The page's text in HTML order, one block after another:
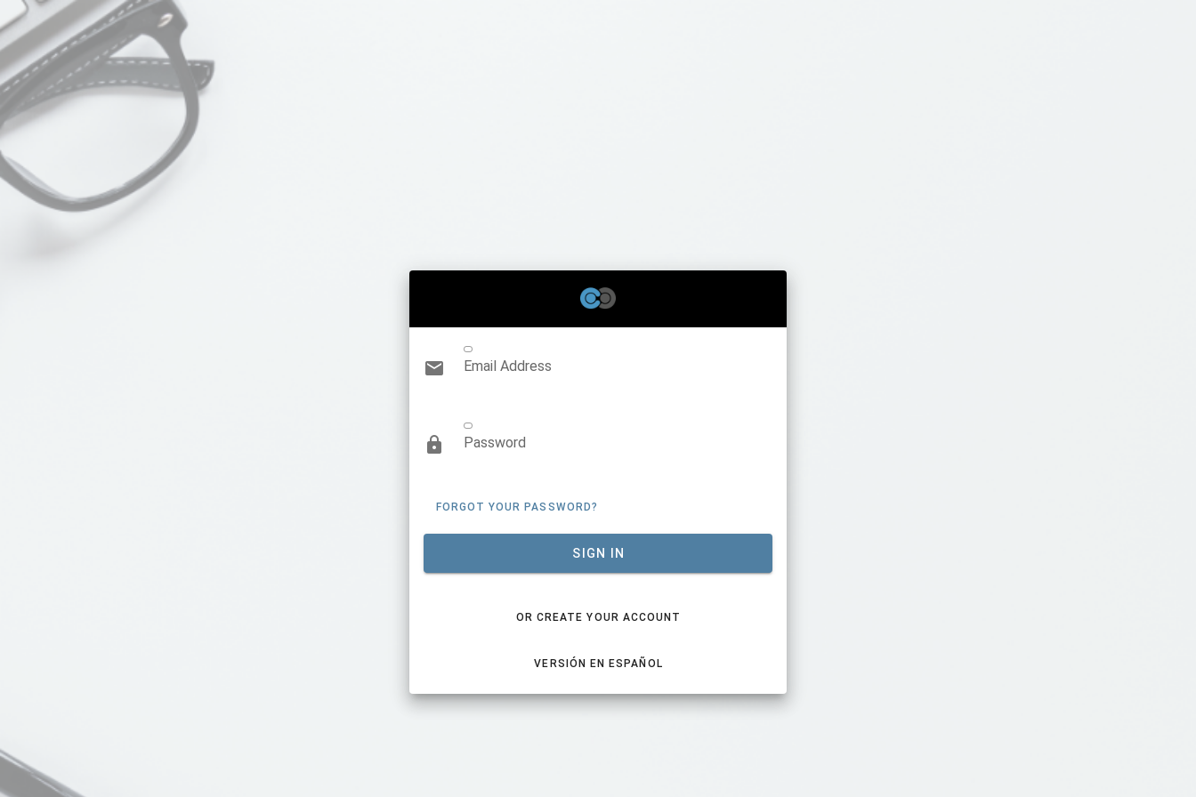
Email Address
Password
FORGOT YOUR PASSWORD?
SIGN IN
OR CREATE YOUR ACCOUNT
VERSIÓN EN ESPAÑOL